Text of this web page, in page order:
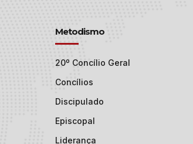
Metodismo
20º Concílio Geral
Concílios
Discipulado
Episcopal
Liderança